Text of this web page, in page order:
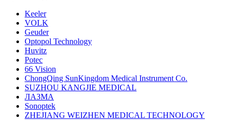
Keeler
VOLK
Geuder
Optopol Technology
Huvitz
Potec
66 Vision
ChongQing SunKingdom Medical Instrument Co.
SUZHOU KANGJIE MEDICAL
ЛАЗМА
Sonoptek
ZHEJIANG WEIZHEN MEDICAL TECHNOLOGY